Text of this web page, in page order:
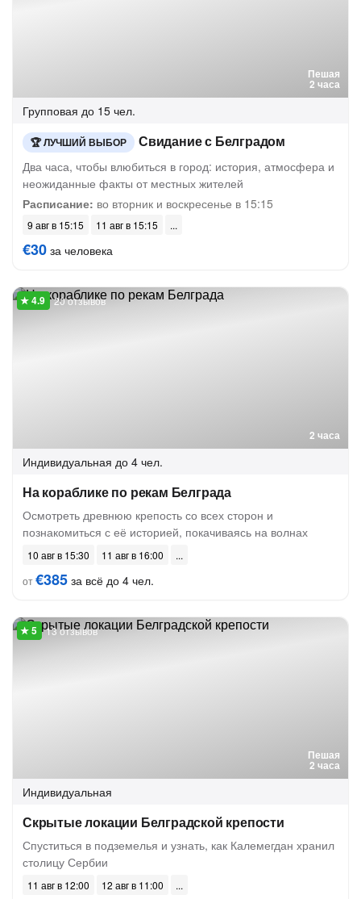
Пешая
2 часа
Групповая до 15 чел.
ЛУЧШИЙ ВЫБОР Свидание с Белградом
Два часа, чтобы влюбиться в город: история, атмосфера и
неожиданные факты от местных жителей
Расписание: во вторник и воскресенье в 15:15
9 авг в 15:15 11 авг в 15:15
€30 за человека
2 часа
20 отзывов
Индивидуальная до 4 чел.
На кораблике по рекам Белграда
Осмотреть древнюю крепость со всех сторон и
познакомиться с её историей, покачиваясь на волнах
10 авг в 15:30
11 авг в 16:00
от€385 за всё до 4 чел.
Пешая
2 часа
13 отзывов
Индивидуальная
Скрытые локации Белградской крепости
Спуститься в подземелья и узнать, как Калемегдан хранил
столицу Сербии
11 авг в 12:00 12 авг в 11:00